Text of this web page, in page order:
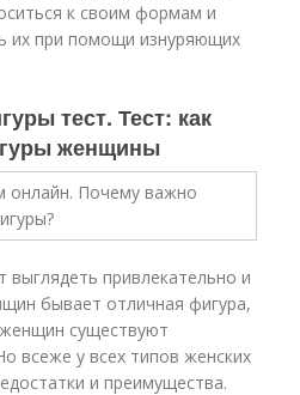
к своим формам и
их при помощи изнуряющих
тест. Тест: как
женщины
привлекательно и
бывает отличная фигура,
существуют
всеже у всех типов женских
и преимущества.